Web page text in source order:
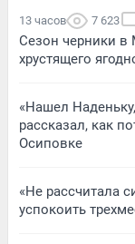
13 часов 7 623
Сезон черники в
хрустящего
«Нашел
рассказал, как
Осиповке
«Не рассчитала
успокоить